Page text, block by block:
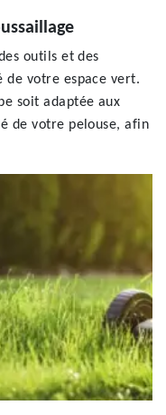
outils et des
de votre espace vert.
soit adaptée aux
de votre pelouse, afin